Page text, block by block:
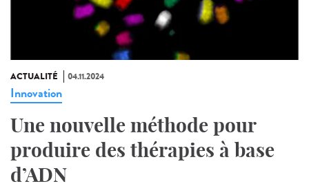
ACTUALITÉ 04.11.2024
Innovation
Une nouvelle méthode pour
produire des thérapies à base
d’ADN